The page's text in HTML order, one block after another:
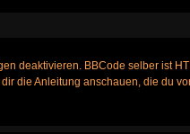
deaktivieren. BBCode selber ist
die Anleitung anschauen, die du